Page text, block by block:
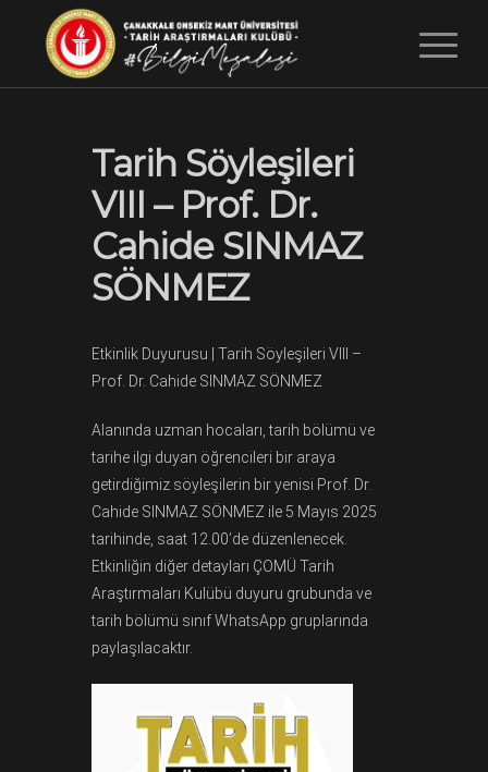
Tarih Söyleşileri
VIII – Prof. Dr.
Cahide SINMAZ
SÖNMEZ
Etkinlik Duyurusu | Tarih Söyleşileri VIII –
Prof. Dr. Cahide SINMAZ SÖNMEZ
Alanında uzman hocaları, tarih bölümü ve
tarihe ilgi duyan öğrencileri bir araya
getirdiğimiz söyleşilerin bir yenisi Prof. Dr.
Cahide SINMAZ SÖNMEZ ile 5 Mayıs 2025
tarihinde, saat 12.00’de düzenlenecek.
Etkinliğin diğer detayları ÇOMÜ Tarih
Araştırmaları Kulübü duyuru grubunda ve
tarih bölümü sınıf WhatsApp gruplarında
paylaşılacaktır.